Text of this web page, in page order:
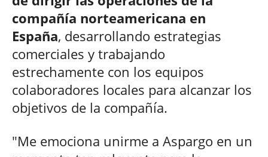
compañía norteamericana en
España, desarrollando estrategias
comerciales y trabajando
estrechamente con los equipos
colaboradores locales para alcanzar los
objetivos de la compañía.
"Me emociona unirme a Aspargo en un